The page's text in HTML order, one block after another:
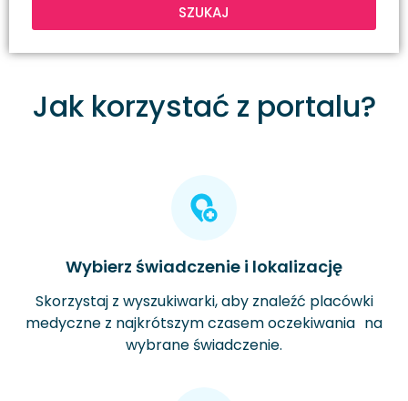
SZUKAJ
Jak korzystać z portalu?
Wybierz świadczenie i lokalizację
Skorzystaj z wyszukiwarki, aby znaleźć placówki
medyczne z najkrótszym czasem oczekiwania na
wybrane świadczenie.